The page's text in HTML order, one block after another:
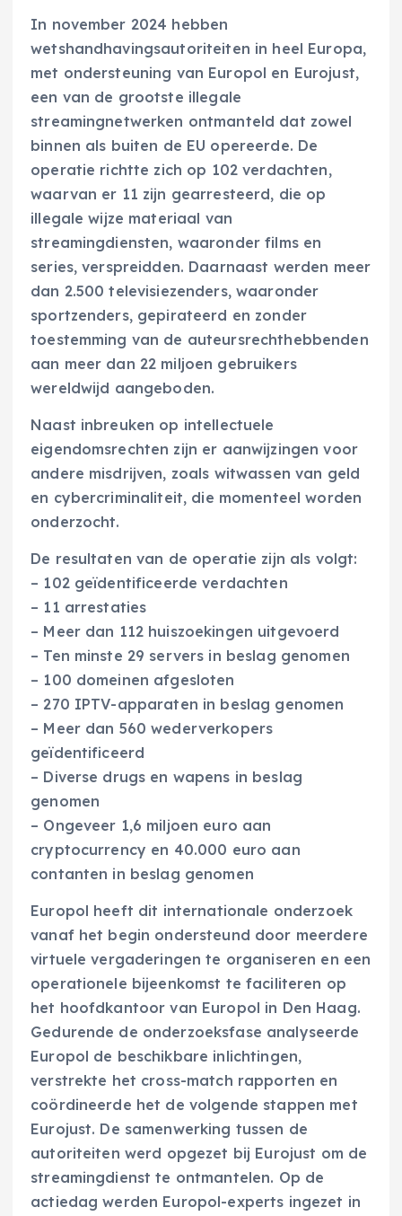
In november 2024 hebben
wetshandhavingsautoriteiten in heel Europa,
met ondersteuning van Europol en Eurojust,
een van de grootste illegale
streamingnetwerken ontmanteld dat zowel
binnen als buiten de EU opereerde. De
operatie richtte zich op 102 verdachten,
waarvan er 11 zijn gearresteerd, die op
illegale wijze materiaal van
streamingdiensten, waaronder films en
series, verspreidden. Daarnaast werden meer
dan 2.500 televisiezenders, waaronder
sportzenders, gepirateerd en zonder
toestemming van de auteursrechthebbenden
aan meer dan 22 miljoen gebruikers
wereldwijd aangeboden.
Naast inbreuken op intellectuele
eigendomsrechten zijn er aanwijzingen voor
andere misdrijven, zoals witwassen van geld
en cybercriminaliteit, die momenteel worden
onderzocht.
De resultaten van de operatie zijn als volgt:
– 102 geïdentificeerde verdachten
– 11 arrestaties
– Meer dan 112 huiszoekingen uitgevoerd
– Ten minste 29 servers in beslag genomen
– 100 domeinen afgesloten
– 270 IPTV-apparaten in beslag genomen
– Meer dan 560 wederverkopers
geïdentificeerd
– Diverse drugs en wapens in beslag
genomen
– Ongeveer 1,6 miljoen euro aan
cryptocurrency en 40.000 euro aan
contanten in beslag genomen
Europol heeft dit internationale onderzoek
vanaf het begin ondersteund door meerdere
virtuele vergaderingen te organiseren en een
operationele bijeenkomst te faciliteren op
het hoofdkantoor van Europol in Den Haag.
Gedurende de onderzoeksfase analyseerde
Europol de beschikbare inlichtingen,
verstrekte het cross-match rapporten en
coördineerde het de volgende stappen met
Eurojust. De samenwerking tussen de
autoriteiten werd opgezet bij Eurojust om de
streamingdienst te ontmantelen. Op de
actiedag werden Europol-experts ingezet in